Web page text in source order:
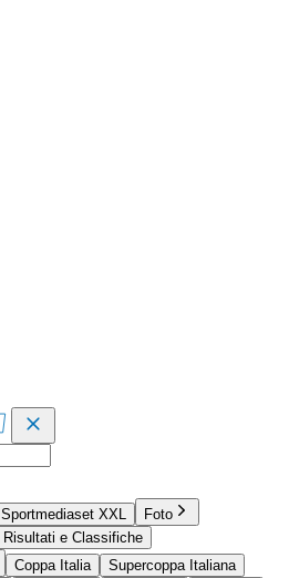
Sportmediaset XXL
Foto
Risultati e Classifiche
Coppa Italia
Supercoppa Italiana